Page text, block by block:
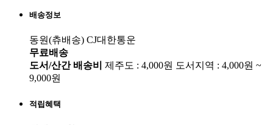
배송정보
동원(츄배송) CJ대한통운
무료배송
도서/산간 배송비 제주도 : 4,000원 도서지역 : 4,000원 ~
9,000원
적립혜택